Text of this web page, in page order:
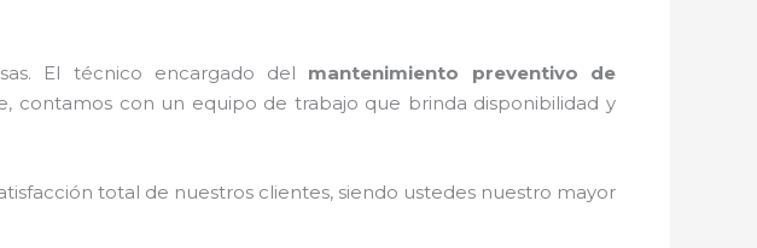
El técnico encargado del mantenimiento preventivo de
contamos con un equipo de trabajo que brinda disponibilidad y
total de nuestros clientes, siendo ustedes nuestro mayor